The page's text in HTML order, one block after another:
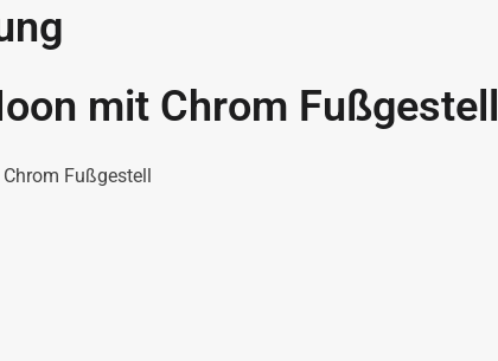
mit Chrom Fußgestell
Fußgestell